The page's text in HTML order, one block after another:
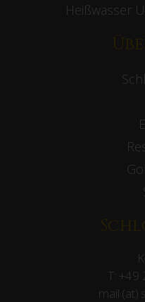
Heißwasser
T: +49
mail (at)